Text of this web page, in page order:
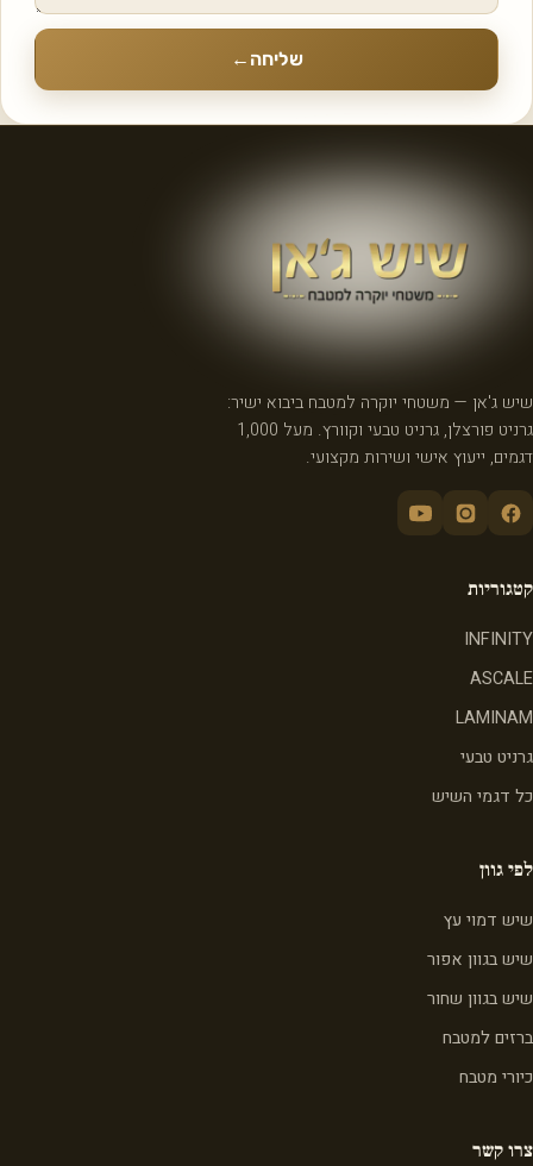
שליחה ←
שיש ג'אן — משטחי יוקרה למטבח ביבוא ישיר:
גרניט פורצלן, גרניט טבעי וקוורץ. מעל 1,000
דגמים, ייעוץ אישי ושירות מקצועי.
קטגוריות
INFINITY
ASCALE
LAMINAM
גרניט טבעי
כל דגמי השיש
לפי גוון
שיש דמוי עץ
שיש בגוון אפור
שיש בגוון שחור
ברזים למטבח
כיורי מטבח
צרו קשר